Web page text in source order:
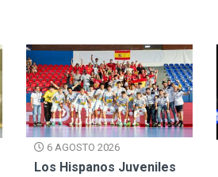
6 AGOSTO 2026
Los Hispanos Juveniles